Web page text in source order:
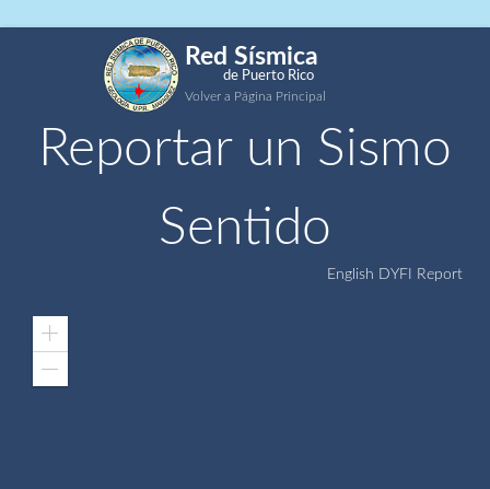
Red Sísmica
de Puerto Rico
Volver a Página Principal
Reportar un Sismo
Sentido
English DYFI Report
Zoom